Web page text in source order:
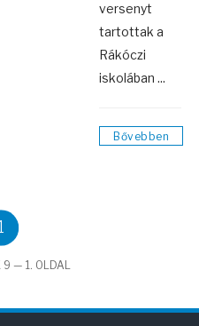
versenyt
tartottak a
Rákóczi
iskolában ...
Bővebben
9 — 1. OLDAL